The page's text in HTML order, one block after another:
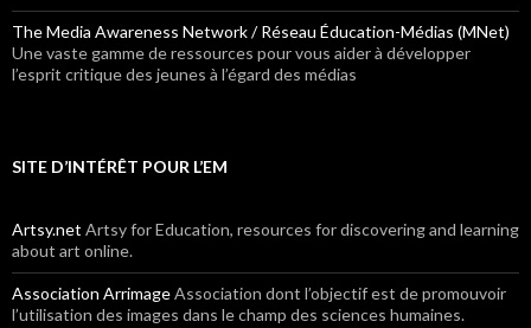
The Media Awareness Network / Réseau Éducation-Médias (MNet)
Une vaste gamme de ressources pour vous aider à développer
l’esprit critique des jeunes à l’égard des médias
SITE D’INTÉRÊT POUR L’EM
Artsy.net Artsy for Education, resources for discovering and learning
about art online.
Association ArrimageAssociation dont l’objectif est de promouvoir
l’utilisation des images dans le champ des sciences humaines.